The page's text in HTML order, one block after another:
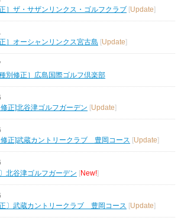
］ザ・サザンリンクス・ゴルフクラブ [Update]
］オーシャンリンクス宮古島 [Update]
別修正］広島国際ゴルフ倶楽部
正]北谷津ゴルフガーデン [Update]
修正]武蔵カントリークラブ 豊岡コース
Update
北谷津ゴルフガーデン [New!]
正〕武蔵カントリークラブ 豊岡コース
Update